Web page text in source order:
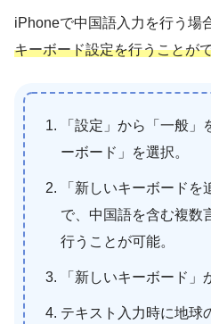
iPhoneで中国語入力を行う場
キーボード設定を行うことが
「設定」から「一般
ーボード」を選択。
「新しいキーボード
で、中国語を含む複数
行うことが可能。
「新しいキーボード」
テキスト入力時に地球